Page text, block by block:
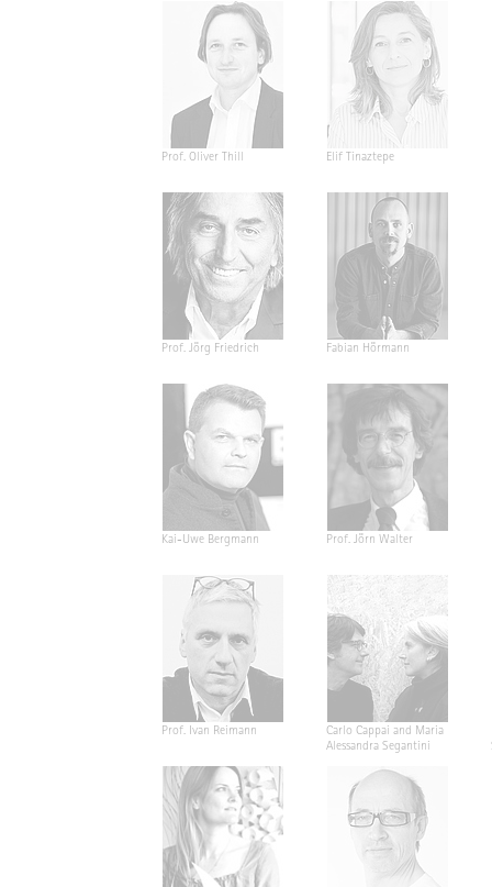
Prof. Oliver Thill Elif Tinaztepe
Prof. Jörg Friedrich Fabian Hörmann
Kai-Uwe Bergmann Prof. Jörn Walter
Prof. Ivan Reimann
Carlo Cappai and Maria
Alessandra Segantini